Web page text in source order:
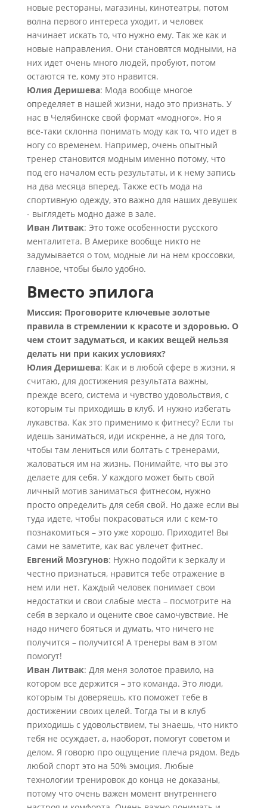
новые рестораны, магазины, кинотеатры, потом
волна первого интереса уходит, и человек
начинает искать то, что нужно ему. Так же как и
новые направления. Они становятся модными, на
них идет очень много людей, пробуют, потом
остаются те, кому это нравится.
Юлия Деришева: Мода вообще многое
определяет в нашей жизни, надо это признать. У
нас в Челябинске свой формат «модного». Но я
все-таки склонна понимать моду как то, что идет в
ногу со временем. Например, очень опытный
тренер становится модным именно потому, что
под его началом есть результаты, и к нему запись
на два месяца вперед. Также есть мода на
спортивную одежду, это важно для наших девушек
- выглядеть модно даже в зале.
Иван Литвак: Это тоже особенности русского
менталитета. В Америке вообще никто не
задумывается о том, модные ли на нем кроссовки,
главное, чтобы было удобно.
Вместо эпилога
Миссия: Проговорите ключевые золотые
правила в стремлении к красоте и здоровью. О
чем стоит задуматься, и каких вещей нельзя
делать ни при каких условиях?
Юлия Деришева: Как и в любой сфере в жизни, я
считаю, для достижения результата важны,
прежде всего, система и чувство удовольствия, с
которым ты приходишь в клуб. И нужно избегать
лукавства. Как это применимо к фитнесу? Если ты
идешь заниматься, иди искренне, а не для того,
чтобы там лениться или болтать с тренерами,
жаловаться им на жизнь. Понимайте, что вы это
делаете для себя. У каждого может быть свой
личный мотив заниматься фитнесом, нужно
просто определить для себя свой. Но даже если вы
туда идете, чтобы покрасоваться или с кем-то
познакомиться – это уже хорошо. Приходите! Вы
сами не заметите, как вас увлечет фитнес.
Евгений Мозгунов: Нужно подойти к зеркалу и
честно признаться, нравится тебе отражение в
нем или нет. Каждый человек понимает свои
недостатки и свои слабые места – посмотрите на
себя в зеркало и оцените свое самочувствие. Не
надо ничего бояться и думать, что ничего не
получится – получится! А тренеры вам в этом
помогут!
Иван Литвак: Для меня золотое правило, на
котором все держится – это команда. Это люди,
которым ты доверяешь, кто поможет тебе в
достижении своих целей. Тогда ты и в клуб
приходишь с удовольствием, ты знаешь, что никто
тебя не осуждает, а, наоборот, помогут советом и
делом. Я говорю про ощущение плеча рядом. Ведь
любой спорт это на 50% эмоция. Любые
технологии тренировок до конца не доказаны,
потому что очень важен момент внутреннего